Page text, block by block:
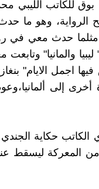
للكاتب الليبي
الرواية، وهو ما
مثلما حدث معي في
والمانيا"
فيها اجمل الايام"
إلى
الكاتب حكاية
من المعركة ليسقط